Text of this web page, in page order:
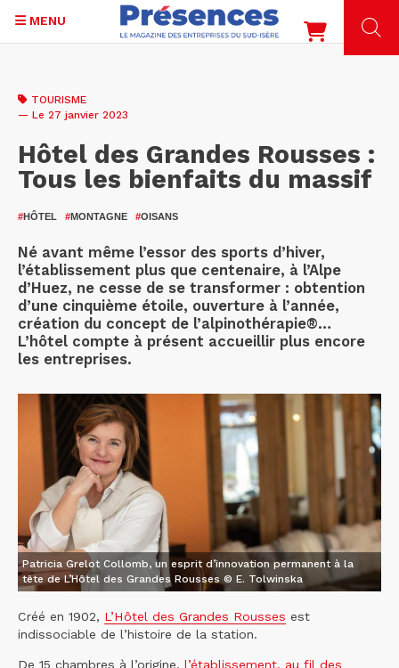
contenu
MENU
TOURISME
— Le 27 janvier 2023
Hôtel des Grandes Rousses :
Tous les bienfaits du massif
#HÔTEL #MONTAGNE #OISANS
Né avant même l’essor des sports d’hiver,
l’établissement plus que centenaire, à l’Alpe
d’Huez, ne cesse de se transformer : obtention
d’une cinquième étoile, ouverture à l’année,
création du concept de l’alpinothérapie®…
L’hôtel compte à présent accueillir plus encore
les entreprises.
Patricia Grelot Collomb, un esprit d’innovation permanent à la
tête de L’Hôtel des Grandes Rousses © E. Tolwinska
Créé en 1902, L’Hôtel des Grandes Rousses est
indissociable de l’histoire de la station.
De 15 chambres à l’origine, l’établissement, au fil des